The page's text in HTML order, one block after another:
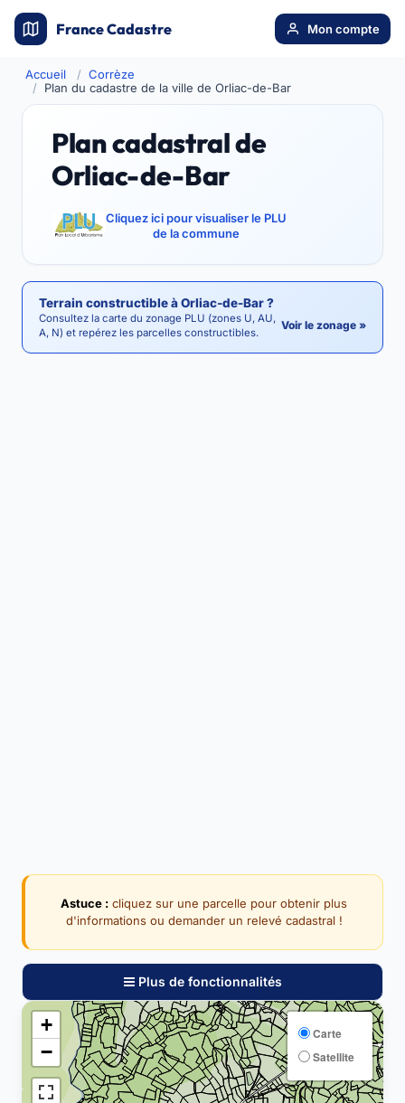
France Cadastre Mon compte
Accueil
Corrèze
Plan du cadastre de la ville de Orliac-de-Bar
Plan cadastral de
Orliac-de-Bar
Cliquez ici pour visualiser le PLU
de la commune
Terrain constructible à Orliac-de-Bar ?
Consultez la carte du zonage PLU (zones U, AU,
A, N) et repérez les parcelles constructibles.
Voir le zonage »
Astuce : cliquez sur une parcelle pour obtenir plus
d'informations ou demander un relevé cadastral !
Plus de fonctionnalités
+
−
Carte
Satellite